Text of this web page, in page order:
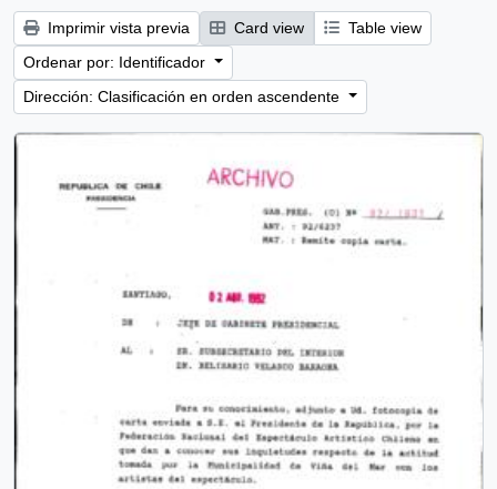
Imprimir vista previa Card view
Table view
Ordenar por: Identificador
Dirección: Clasificación en orden ascendente